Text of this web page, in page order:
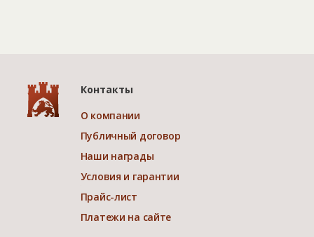
Контакты
О компании
Публичный договор
Наши награды
Условия и гарантии
Прайс-лист
Платежи на сайте